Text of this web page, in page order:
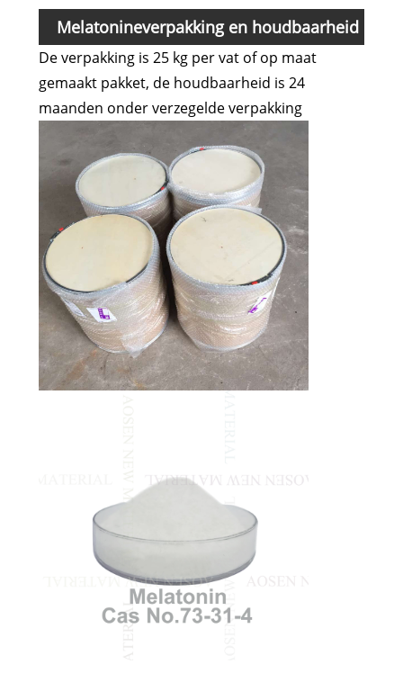
Melatonineverpakking en houdbaarheid
De verpakking is 25 kg per vat of op maat
gemaakt pakket, de houdbaarheid is 24
maanden onder verzegelde verpakking